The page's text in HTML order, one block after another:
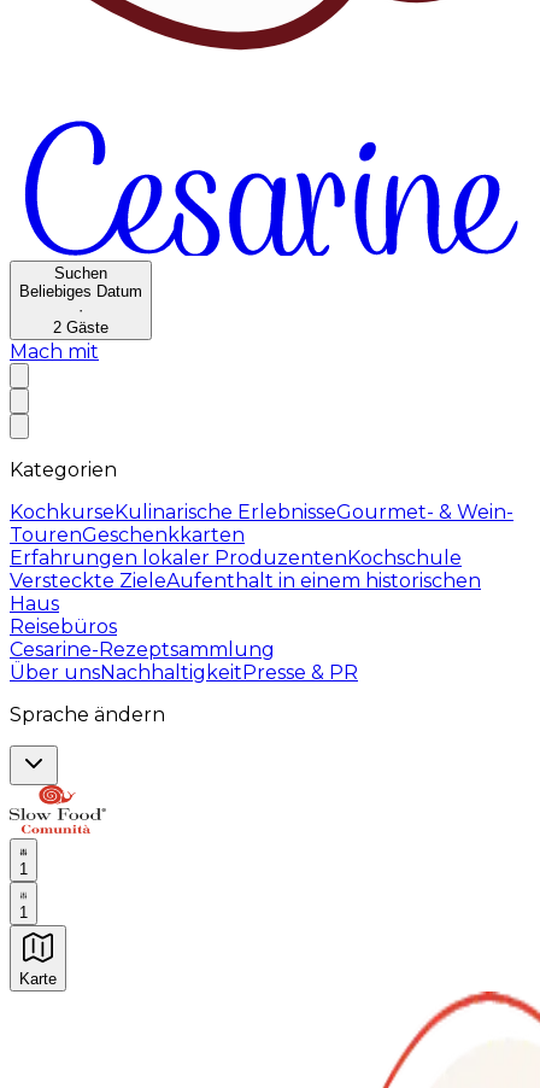
Suchen
Beliebiges Datum
·
2 Gäste
Mach mit
Kategorien
KochkurseKulinarische ErlebnisseGourmet- & Wein-
TourenGeschenkkarten
Erfahrungen lokaler ProduzentenKochschule
Versteckte ZieleAufenthalt in einem historischen
Haus
Reisebüros
Cesarine-Rezeptsammlung
Über unsNachhaltigkeitPresse & PR
Sprache ändern
1
1
Karte
Unvergessliche kulinarische Erlebnisse: